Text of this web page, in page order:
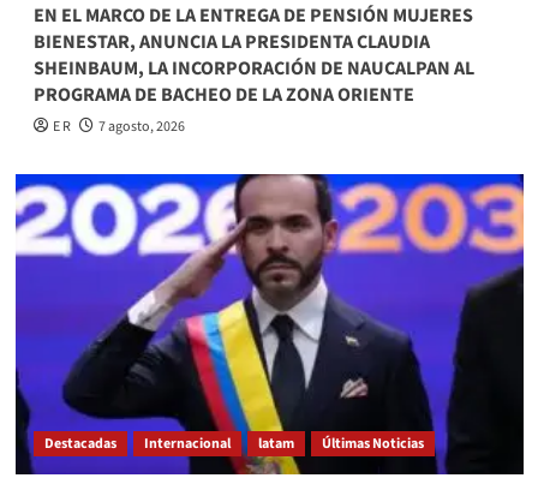
EN EL MARCO DE LA ENTREGA DE PENSIÓN MUJERES
BIENESTAR, ANUNCIA LA PRESIDENTA CLAUDIA
SHEINBAUM, LA INCORPORACIÓN DE NAUCALPAN AL
PROGRAMA DE BACHEO DE LA ZONA ORIENTE
E R 7 agosto, 2026
Destacadas Internacional latam Últimas Noticias